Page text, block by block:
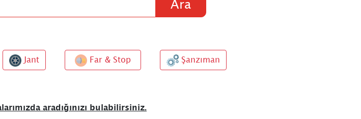
Ara
Jant Far & Stop Şanzıman
aradığınızı bulabilirsiniz.